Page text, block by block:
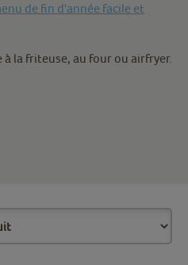
de fin d'année facile et
la friteuse, au four ou airfryer.